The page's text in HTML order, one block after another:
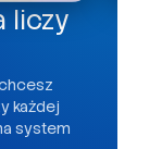
liczy
każdej
system